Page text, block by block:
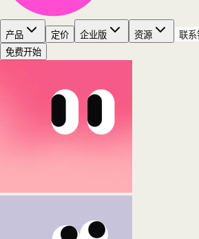
产品 定价 企业版 资源
联系
免费开始